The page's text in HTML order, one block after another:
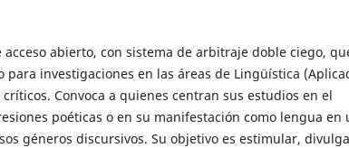
acceso abierto, con sistema de arbitraje doble ciego,
para investigaciones en las áreas de Lingüística
Convoca a quienes centran sus estudios en el
poéticas o en su manifestación como lengua en
géneros discursivos. Su objetivo es estimular,